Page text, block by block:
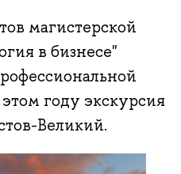
магистерской
в бизнесе"
году экскурсия
Великий.